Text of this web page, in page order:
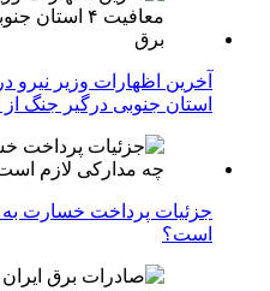
استان جنوبی درگیر جنگ
جزئیات پرداخت خسارت
است؟